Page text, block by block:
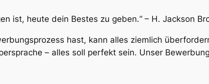
ist, heute dein Bestes zu geben.“ – H. Jackson
hast, kann alles ziemlich
– alles soll perfekt sein. Unser